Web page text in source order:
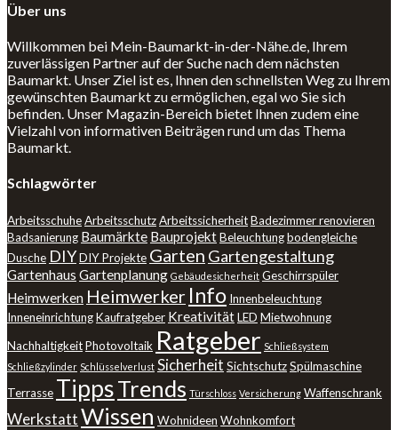
Über uns
Willkommen bei Mein-Baumarkt-in-der-Nähe.de, Ihrem
zuverlässigen Partner auf der Suche nach dem nächsten
Baumarkt. Unser Ziel ist es, Ihnen den schnellsten Weg zu Ihrem
gewünschten Baumarkt zu ermöglichen, egal wo Sie sich
befinden. Unser Magazin-Bereich bietet Ihnen zudem eine
Vielzahl von informativen Beiträgen rund um das Thema
Baumarkt.
Schlagwörter
ArbeitsschuheArbeitsschutzArbeitssicherheitBadezimmer renovieren
Badsanierung Baumärkte BauprojektBeleuchtungbodengleiche
Dusche DIYDIY Projekte Garten Gartengestaltung
Gartenhaus Gartenplanung Gebäudesicherheit Geschirrspüler
Heimwerken Heimwerker Info Innenbeleuchtung
InneneinrichtungKaufratgeber KreativitätLED Mietwohnung
NachhaltigkeitPhotovoltaik Ratgeber Schließsystem
Schließzylinder Schlüsselverlust Sicherheit SichtschutzSpülmaschine
Terrasse TippsTrends Türschloss Versicherung Waffenschrank
WerkstattWissen Wohnideen Wohnkomfort